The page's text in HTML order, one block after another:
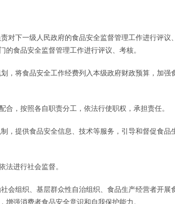
下一级人民政府的食品安全监督管理工作进行评议、
食品安全监督管理工作进行评议、考核。
，将食品安全工作经费列入本级政府财政预算，加强
，按照各自职责分工，依法行使职权，承担责任。
，提供食品安全信息、技术等服务，引导和督促食品
进行社会监督。
会组织、基层群众性自治组织、食品生产经营者开展
强消费者食品安全意识和自我保护能力。